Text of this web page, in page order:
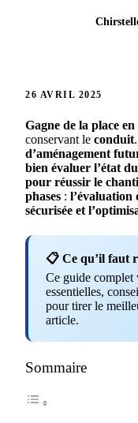
26 AVRIL 2025
Gagne de la place
conservant le conduit.
d’aménagement
bien évaluer l’état
pour réussir le
phases : l’évaluation
sécurisée et
📋 Ce qu’il faut
Ce guide complet
essentielles,
pour tirer le
article.
Sommaire